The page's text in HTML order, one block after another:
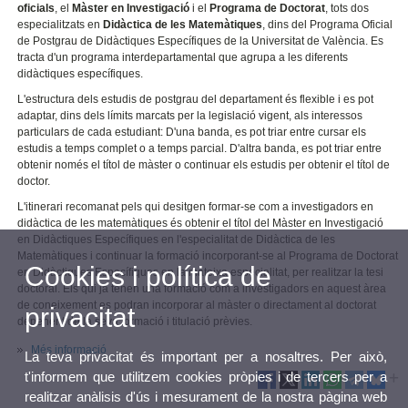
oficials, el Màster en Investigació i el Programa de Doctorat, tots dos
especialitzats en Didàctica de les Matemàtiques, dins del Programa Oficial
de Postgrau de Didàctiques Específiques de la Universitat de València. Es
tracta d'un programa interdepartamental que agrupa a les diferents
didàctiques específiques.
L'estructura dels estudis de postgrau del departament és flexible i es pot
adaptar, dins dels límits marcats per la legislació vigent, als interessos
particulars de cada estudiant: D'una banda, es pot triar entre cursar els
estudis a temps complet o a temps parcial. D'altra banda, es pot triar entre
obtenir només el títol de màster o continuar els estudis per obtenir el títol de
doctor.
L'itinerari recomanat pels qui desitgen formar-se com a investigadors en
didàctica de les matemàtiques és obtenir el títol del Màster en Investigació
en Didàctiques Específiques en l'especialitat de Didàctica de les
Matemàtiques i continuar la formació incorporant-se al Programa de Doctorat
en Didàctiques Específiques en la mateixa especialitat, per realitzar la tesi
doctoral. Els qui ja tenen una formació com a investigadors en aquest àrea
de coneixement es podran incorporar al màster o directament al doctorat
depenent de la seva formació i titulació prèvies.
Més informació
Cookies i política de
privacitat
La teva privacitat és important per a nosaltres. Per això,
t'informem que utilitzem cookies pròpies i de tercers per a
realitzar anàlisis d'ús i mesurament de la nostra pàgina web